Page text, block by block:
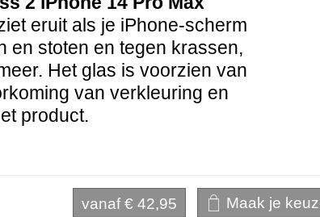
eruit als je iPhone-scherm
en stoten en tegen krassen,
Het glas is voorzien van
van verkleuring en
product.
vanaf€ 42,95